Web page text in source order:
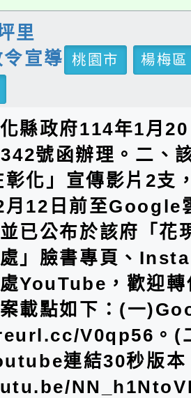
里
宣導
桃園市
楊梅區
縣政府114年1月
號函辦理。二、
彰化」宣傳影片2支
月12日前至Google
已公布於該府「
」臉書專頁、
YouTube，歡迎轉
載點如下：(一
V0qp56。(
連結30秒版本